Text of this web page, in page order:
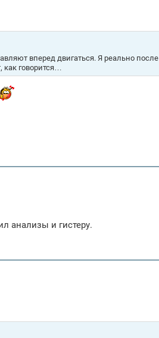
вперед двигаться. Я реально после
говорится…
анализы и гистеру.